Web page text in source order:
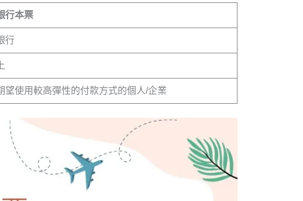
行本票
行
上
望使用較高彈性的付款方式的個人/企業